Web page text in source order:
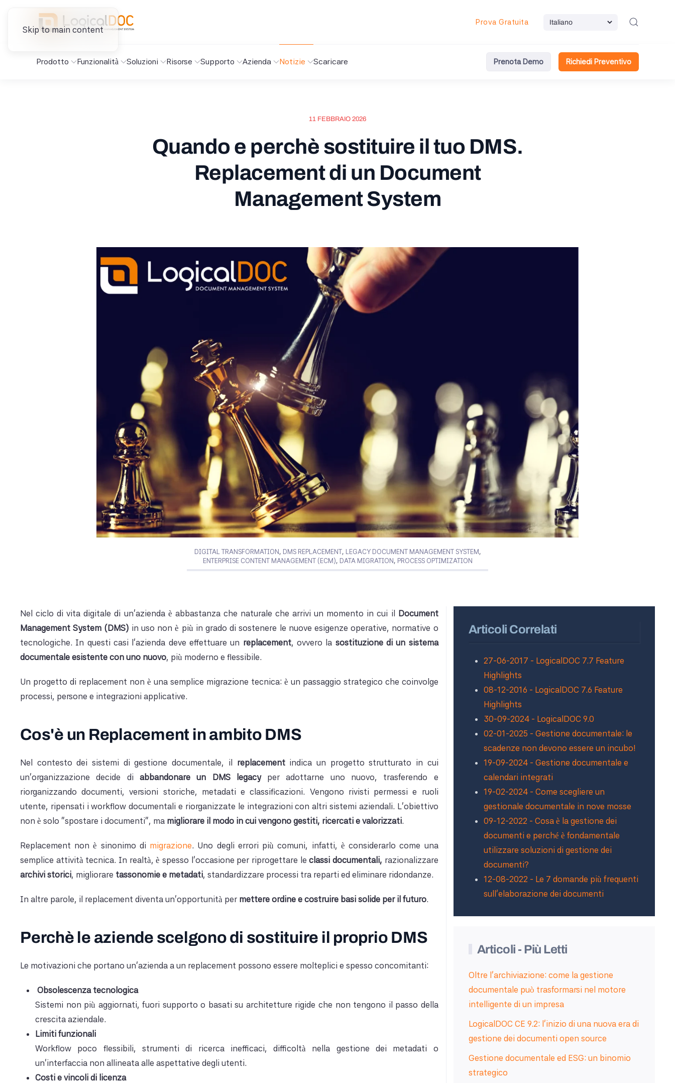
Skip to main content
Prova Gratuita
Prodotto Funzionalità Soluzioni Risorse Supporto Azienda Notizie Scaricare Prenota Demo Richiedi Preventivo
11 FEBBRAIO 2026
Quando e perchè sostituire il tuo DMS.
Replacement di un Document
Management System
DIGITAL TRANSFORMATION , DMS REPLACEMENT, LEGACY DOCUMENT MANAGEMENT SYSTEM ,
ENTERPRISE CONTENT MANAGEMENT (ECM), DATA MIGRATION , PROCESS OPTIMIZATION
Nel ciclo di vita digitale di un’azienda è abbastanza che naturale che arrivi un momento in cui il Document
Management System (DMS) in uso non è più in grado di sostenere le nuove esigenze operative, normative o
tecnologiche. In questi casi l’azienda deve effettuare un replacement, ovvero la sostituzione di un sistema
documentale esistente con uno nuovo, più moderno e flessibile.
Un progetto di replacement non è una semplice migrazione tecnica: è un passaggio strategico che coinvolge
processi, persone e integrazioni applicative.
Cos'è un Replacement in ambito DMS
Nel contesto dei sistemi di gestione documentale, il replacementindica un progetto strutturato in cui
un’organizzazione decide di abbandonare un DMS legacyper adottarne uno nuovo, trasferendo e
riorganizzando documenti, versioni storiche, metadati e classificazioni. Vengono rivisti permessi e ruoli
utente, ripensati i workflow documentali e riorganizzate le integrazioni con altri sistemi aziendali. L’obiettivo
non è solo “spostare i documenti”, ma migliorare il modo in cui vengono gestiti, ricercati e valorizzati.
Replacement non è sinonimo di migrazione. Uno degli errori più comuni, infatti, è considerarlo come una
semplice attività tecnica. In realtà, è spesso l’occasione per riprogettare leclassi documentali, razionalizzare
archivi storici, migliorare tassonomie e metadati, standardizzare processi tra reparti ed eliminare ridondanze.
In altre parole, il replacement diventa un’opportunità per mettere ordine e costruire basi solide per il futuro.
Perchè le aziende scelgono di sostituire il proprio DMS
Le motivazioni che portano un'azienda a un replacement possono essere molteplici e spesso concomitanti:
Obsolescenza tecnologica
Sistemi non più aggiornati, fuori supporto o basati su architetture rigide che non tengono il passo della
crescita aziendale.
Limiti funzionali
Workflow poco flessibili, strumenti di ricerca inefficaci, difficoltà nella gestione dei metadati o
un'interfaccia non allineata alle aspettative degli utenti.
Costi e vincoli di licenza
Articoli Correlati
27-06-2017 - LogicalDOC 7.7 Feature
Highlights
08-12-2016 - LogicalDOC 7.6 Feature
Highlights
30-09-2024 - LogicalDOC 9.0
02-01-2025 - Gestione documentale: le
scadenze non devono essere un incubo!
19-09-2024 - Gestione documentale e
calendari integrati
19-02-2024 - Come scegliere un
gestionale documentale in nove mosse
09-12-2022 - Cosa è la gestione dei
documenti e perché è fondamentale
utilizzare soluzioni di gestione dei
documenti?
12-08-2022 - Le 7 domande più frequenti
sull'elaborazione dei documenti
Articoli - Più Letti
Oltre l’archiviazione: come la gestione
documentale può trasformarsi nel motore
intelligente di un impresa
LogicalDOC CE 9.2: l'inizio di una nuova era di
gestione dei documenti open source
Gestione documentale ed ESG: un binomio
strategico